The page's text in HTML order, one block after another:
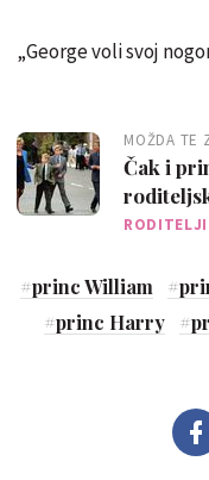
„George voli svoj
MOŽDA TE
Čak i
RODITELJI
#princ William #
#princ Harry #